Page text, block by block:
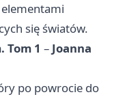
się światów.
Tom 1 – Joanna
po powrocie do